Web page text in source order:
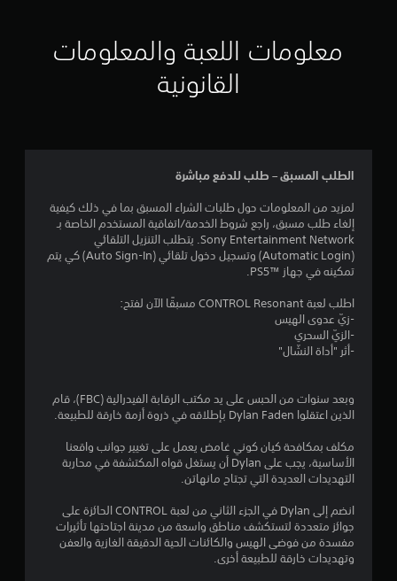
ض
ا
ر
ت
ع
ك
س
ا
ل
ر
ا
ع
ي
ه
ي
ن
ا
ئ
ي
ة
(
ا
ل
ل
ع
ب
ر
ا
ل
م
ت
ص
ف
ق
ط
)
معلومات اللعبة والمعلومات
القانونية
الطلب المسبق – طلب للدفع مباشرة
لمزيد من المعلومات حول طلبات الشراء المسبق بما في ذلك كيفية
إلغاء طلب مسبق، راجع شروط الخدمة/اتفاقية المستخدم الخاصة بـ
Sony Entertainment Network. يتطلب التنزيل التلقائي
(Automatic Login) وتسجيل دخول تلقائي (Auto Sign-In) كي يتم
تمكينه في جهاز PS5™‎.
اطلب لعبة CONTROL Resonant مسبقًا الآن لفتح:
-زيّ عدوى الهيس
-الزيّ السحري
-أثر "أداة النشّال"
وبعد سنوات من الحبس على يد مكتب الرقابة الفيدرالية (FBC)، قام
الذين اعتقلوا Dylan Faden بإطلاقه في ذروة أزمة خارقة للطبيعة.
مكلف بمكافحة كيان كوني غامض يعمل على تغيير جوانب واقعنا
الأساسية، يجب على Dylan أن يستغل قواه المكتشفة في محاربة
التهديدات العديدة التي تجتاح مانهاتن.
انضم إلى Dylan في الجزء الثاني من لعبة CONTROL الحائزة على
جوائز متعددة لتستكشف مناطق واسعة من مدينة اجتاحتها تأثيرات
مفسدة من فوضى الهيس والكائنات الحية الدقيقة الغازية والعفن
وتهديدات خارقة للطبيعة أخرى.